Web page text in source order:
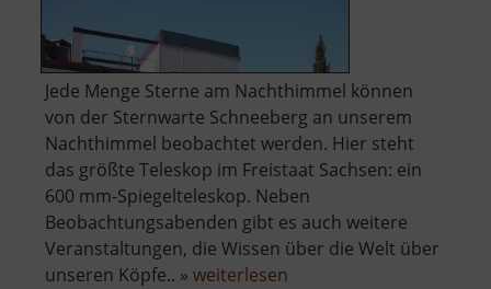
Jede Menge Sterne am Nachthimmel können
von der Sternwarte Schneeberg an unserem
Nachthimmel beobachtet werden. Hier steht
das größte Teleskop im Freistaat Sachsen: ein
600 mm-Spiegelteleskop. Neben
Beobachtungsabenden gibt es auch weitere
Veranstaltungen, die Wissen über die Welt über
unseren Köpfe.. » weiterlesen